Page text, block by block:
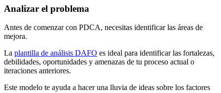
Analizar el problema
Antes de comenzar con PDCA, necesitas identificar las áreas de
mejora.
La plantilla de análisis DAFO es ideal para identificar las fortalezas,
debilidades, oportunidades y amenazas de tu proceso actual o
iteraciones anteriores.
Este modelo te ayuda a hacer una lluvia de ideas sobre los factores